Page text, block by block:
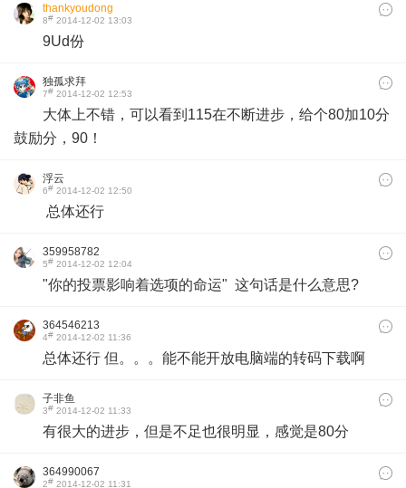
thankyoudong
8# 2014-12-02 13:03
9Ud份
独孤求拜
7# 2014-12-02 12:53
大体上不错，可以看到115在不断进步，给个80加10分
鼓励分，90！
浮云
6# 2014-12-02 12:50
总体还行
359958782
5# 2014-12-02 12:04
"你的投票影响着选项的命运" 这句话是什么意思?
364546213
4# 2014-12-02 11:36
总体还行 但。。。能不能开放电脑端的转码下载啊
子非鱼
3# 2014-12-02 11:33
有很大的进步，但是不足也很明显，感觉是80分
364990067
2# 2014-12-02 11:31